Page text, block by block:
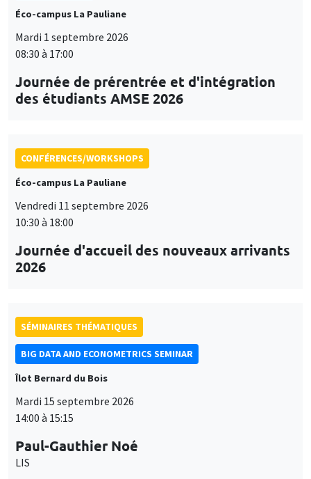
Éco-campus La Pauliane
Mardi 1 septembre 2026
08:30 à 17:00
Journée de prérentrée et d'intégration
des étudiants AMSE 2026
CONFÉRENCES/WORKSHOPS
Éco-campus La Pauliane
Vendredi 11 septembre 2026
10:30 à 18:00
Journée d'accueil des nouveaux arrivants
2026
SÉMINAIRES THÉMATIQUES
BIG DATA AND ECONOMETRICS SEMINAR
Îlot Bernard du Bois
Mardi 15 septembre 2026
14:00 à 15:15
Paul-Gauthier Noé
LIS